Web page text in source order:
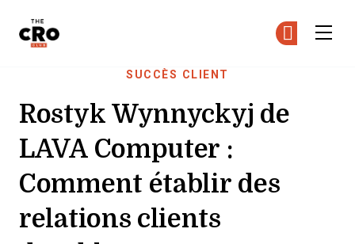
SUCCÈS CLIENT
Rostyk Wynnyckyj de
LAVA Computer :
Comment établir des
relations clients